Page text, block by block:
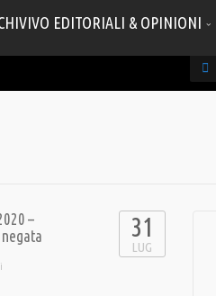
EDITORIALI & OPINIONI
–
31
LUG